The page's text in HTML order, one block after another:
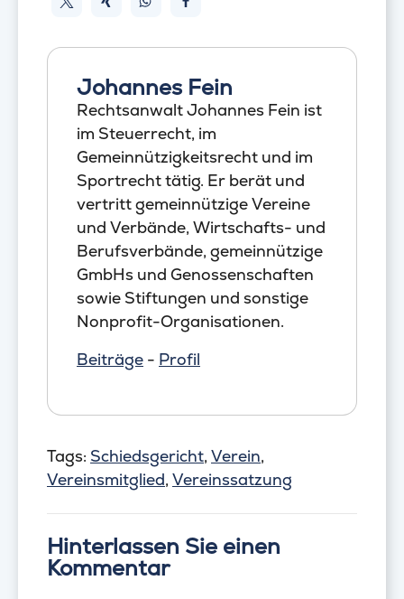
Johannes Fein
Rechtsanwalt Johannes Fein ist
im Steuerrecht, im
Gemeinnützigkeitsrecht und im
Sportrecht tätig. Er berät und
vertritt gemeinnützige Vereine
und Verbände, Wirtschafts- und
Berufsverbände, gemeinnützige
GmbHs und Genossenschaften
sowie Stiftungen und sonstige
Nonprofit-Organisationen.
Beiträge - Profil
Tags: Schiedsgericht, Verein,
Vereinsmitglied, Vereinssatzung
Hinterlassen Sie einen
Kommentar